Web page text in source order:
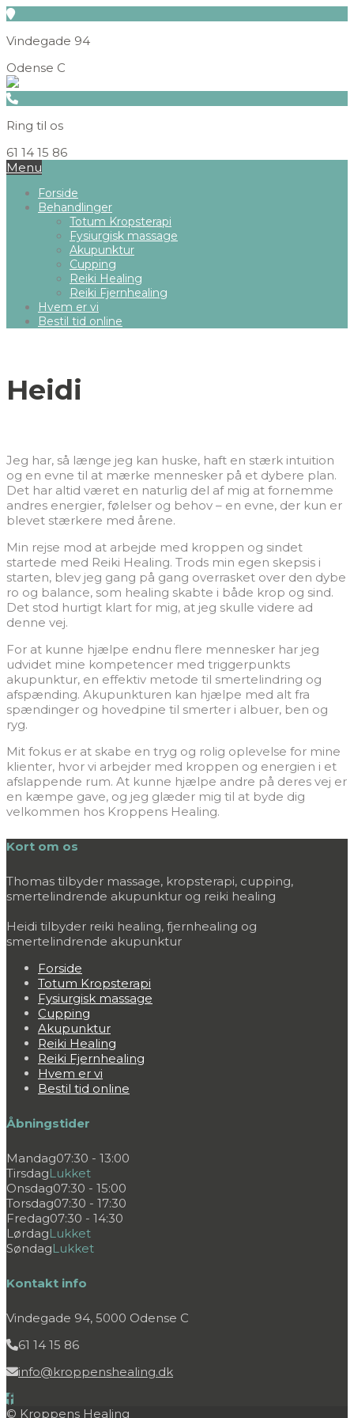
Vindegade 94
Odense C
Ring til os
61 14 15 86
Menu
Forside
Behandlinger
Totum Kropsterapi
Fysiurgisk massage
Akupunktur
Cupping
Reiki Healing
Reiki Fjernhealing
Hvem er vi
Bestil tid online
Heidi
Jeg har, så længe jeg kan huske, haft en stærk intuition
og en evne til at mærke mennesker på et dybere plan.
Det har altid været en naturlig del af mig at fornemme
andres energier, følelser og behov – en evne, der kun er
blevet stærkere med årene.
Min rejse mod at arbejde med kroppen og sindet
startede med Reiki Healing. Trods min egen skepsis i
starten, blev jeg gang på gang overrasket over den dybe
ro og balance, som healing skabte i både krop og sind.
Det stod hurtigt klart for mig, at jeg skulle videre ad
denne vej.
For at kunne hjælpe endnu flere mennesker har jeg
udvidet mine kompetencer med triggerpunkts
akupunktur, en effektiv metode til smertelindring og
afspænding. Akupunkturen kan hjælpe med alt fra
spændinger og hovedpine til smerter i albuer, ben og
ryg.
Mit fokus er at skabe en tryg og rolig oplevelse for mine
klienter, hvor vi arbejder med kroppen og energien i et
afslappende rum. At kunne hjælpe andre på deres vej er
en kæmpe gave, og jeg glæder mig til at byde dig
velkommen hos Kroppens Healing.
Kort om os
Thomas tilbyder massage, kropsterapi, cupping,
smertelindrende akupunktur og reiki healing
Heidi tilbyder reiki healing, fjernhealing og
smertelindrende akupunktur
Forside
Totum Kropsterapi
Fysiurgisk massage
Cupping
Akupunktur
Reiki Healing
Reiki Fjernhealing
Hvem er vi
Bestil tid online
Åbningstider
Mandag07:30 - 13:00
TirsdagLukket
Onsdag07:30 - 15:00
Torsdag07:30 - 17:30
Fredag07:30 - 14:30
LørdagLukket
SøndagLukket
Kontakt info
Vindegade 94, 5000 Odense C
61 14 15 86
info@kroppenshealing.dk
© Kroppens Healing